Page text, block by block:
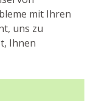
mit Ihren
uns zu
Ihnen